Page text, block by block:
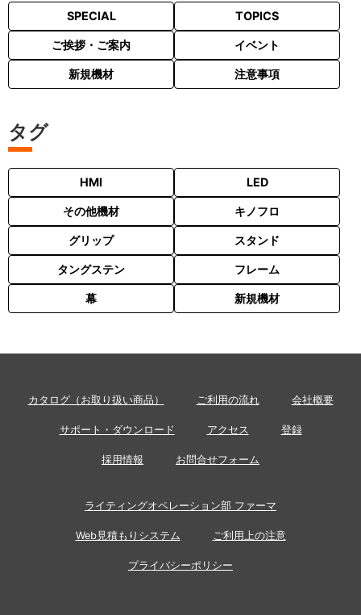
SPECIAL TOPICS
ご挨拶・ご案内 イベント
新規機材 注意事項
タグ
HMI LED
その他機材 キノフロ
グリップ スタンド
タングステン フレーム
幕 新規機材
カタログ（お取り扱い商品） ご利用の流れ 会社概要
サポート・ダウンロード アクセス 登録
採用情報 お問合せフォーム
ライティングオペレーション部 ファーマ
Web見積もりシステム ご利用上の注意
プライバシーポリシー